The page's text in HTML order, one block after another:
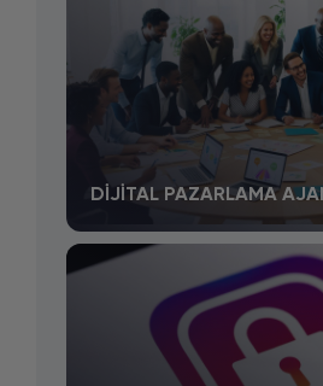
DIJITAL PAZARLAMA